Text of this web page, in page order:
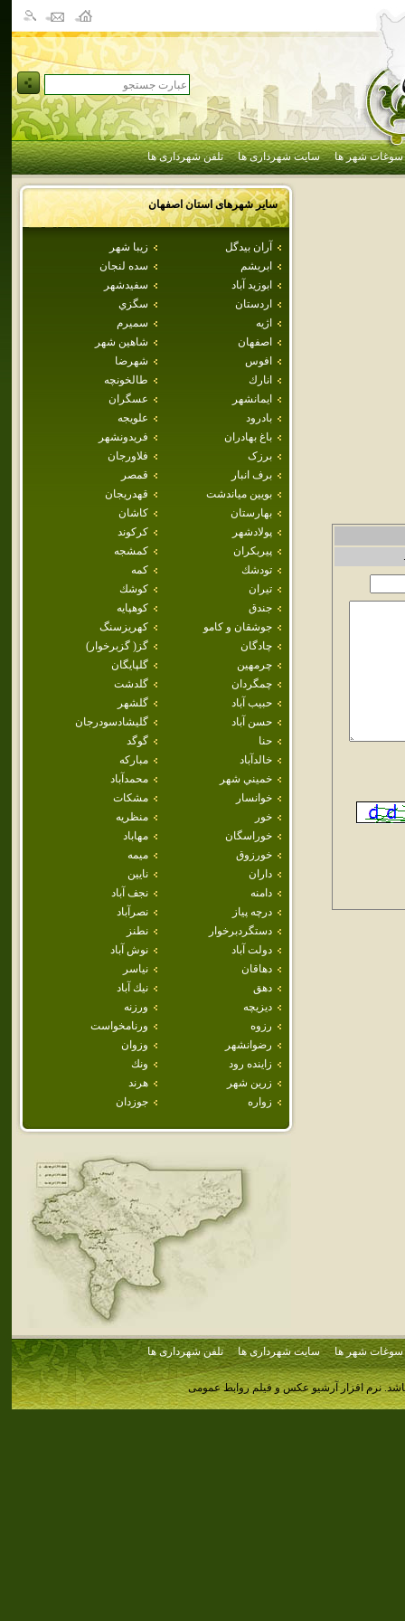
سوغات شهر ها سایت شهرداری ها تلفن شهرداری ها
سایر شهرهای استاناصفهان
آران بيدگل
زيبا شهر
ابريشم
سده لنجان
ابوزيد آباد
سفيدشهر
اردستان
سگزي
اژيه
سميرم
اصفهان
شاهين شهر
افوس
شهرضا
انارك
طالخونچه
ايمانشهر
عسگران
بادرود
علويجه
باغ بهادران
فريدونشهر
برزک
فلاورجان
برف انبار
قمصر
بويين مياندشت
قهدريجان
بهارستان
كاشان
پولادشهر
كركوند
پيربكران
كمشجه
تودشك
كمه
تيران
كوشك
جندق
كوهپايه
جوشقان و كامو
كهريزسنگ
چادگان
گز( گزبرخوار)
چرمهين
گلپايگان
چمگردان
گلدشت
حبيب آباد
گلشهر
حسن آباد
گليشادسودرجان
حنا
گوگد
خالدآباد
مباركه
خميني شهر
محمدآباد
خوانسار
مشكات
خور
منظريه
خوراسگان
مهاباد
خورزوق
ميمه
داران
نايين
دامنه
نجف آباد
درچه پياز
نصرآباد
دستگردبرخوار
نطنز
دولت آباد
نوش آباد
دهاقان
نياسر
دهق
نيك آباد
ديزيچه
ورزنه
رزوه
ورنامخواست
رضوانشهر
وزوان
زاينده رود
ونك
زرين شهر
هرند
زواره
جوزدان
سوغات شهر ها سایت شهرداری ها تلفن شهرداری ها
نرم افزار آرشیو عکس و فیلم روابط عمومی